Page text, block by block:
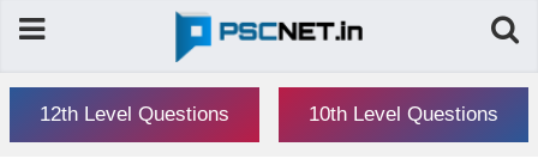
12th Level Questions 10th Level Questions